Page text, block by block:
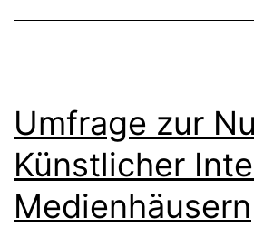
Umfrage zur
Künstlicher
Medienhäusern